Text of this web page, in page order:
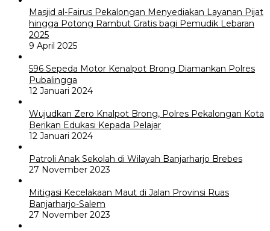
Masjid al-Fairus Pekalongan Menyediakan Layanan Pijat
hingga Potong Rambut Gratis bagi Pemudik Lebaran
2025
9 April 2025
596 Sepeda Motor Kenalpot Brong Diamankan Polres
Pubalingga
12 Januari 2024
Wujudkan Zero Knalpot Brong, Polres Pekalongan Kota
Berikan Edukasi Kepada Pelajar
12 Januari 2024
Patroli Anak Sekolah di Wilayah Banjarharjo Brebes
27 November 2023
Mitigasi Kecelakaan Maut di Jalan Provinsi Ruas
Banjarharjo-Salem
27 November 2023